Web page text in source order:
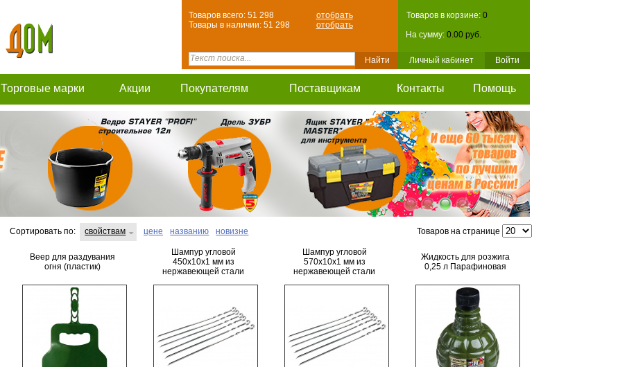
Товаров в корзине: 0
На сумму: 0.00 руб.
Личный кабинет Войти
Товаров всего: 51 298
отобрать
Товары в наличии: 51 298
отобрать
Торговые марки Акции Покупателям Поставщикам Контакты Помощь
Сортировать по: свойствам цене названию новизне Товаров на странице
Веер для раздувания
огня (пластик)
Шампур угловой
450х10х1 мм из
нержавеющей стали
Шампур угловой
570х10х1 мм из
нержавеющей стали
Жидкость для розжига
0,25 л Парафиновая